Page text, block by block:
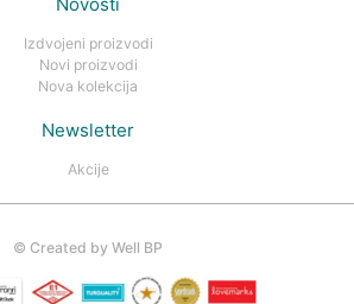
Novosti
Izdvojeni proizvodi
Novi proizvodi
Nova kolekcija
Newsletter
Akcije
© Created by Well BP